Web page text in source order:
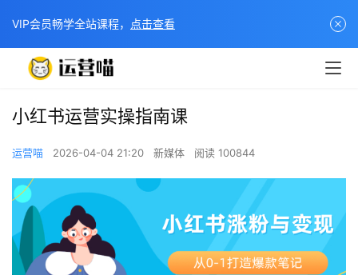
小红书运营实操指南课
运营喵 2026-04-04 21:20 新媒体 阅读 100844
VIP会员畅学全站课程， 点击查看